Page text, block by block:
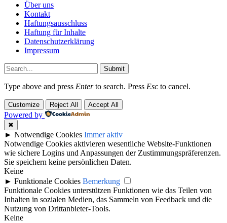
Über uns
Kontakt
Haftungsausschluss
Haftung für Inhalte
Datenschutzerklärung
Impressum
Submit
Type above and press Enterto search. Press Esc to cancel.
Customize Reject All Accept All
Powered by
✖
► Notwendige Cookies Immer aktiv
Notwendige Cookies aktivieren wesentliche Website-Funktionen
wie sichere Logins und Anpassungen der Zustimmungspräferenzen.
Sie speichern keine persönlichen Daten.
Keine
► Funktionale Cookies Bemerkung
Funktionale Cookies unterstützen Funktionen wie das Teilen von
Inhalten in sozialen Medien, das Sammeln von Feedback und die
Nutzung von Drittanbieter-Tools.
Keine